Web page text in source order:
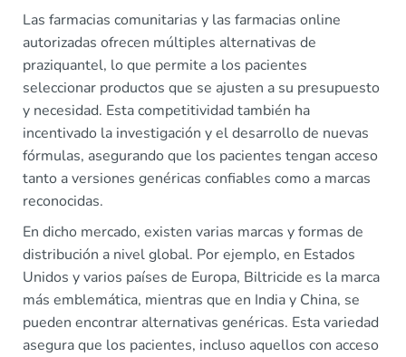
Las farmacias comunitarias y las farmacias online
autorizadas ofrecen múltiples alternativas de
praziquantel, lo que permite a los pacientes
seleccionar productos que se ajusten a su presupuesto
y necesidad. Esta competitividad también ha
incentivado la investigación y el desarrollo de nuevas
fórmulas, asegurando que los pacientes tengan acceso
tanto a versiones genéricas confiables como a marcas
reconocidas.
En dicho mercado, existen varias marcas y formas de
distribución a nivel global. Por ejemplo, en Estados
Unidos y varios países de Europa, Biltricide es la marca
más emblemática, mientras que en India y China, se
pueden encontrar alternativas genéricas. Esta variedad
asegura que los pacientes, incluso aquellos con acceso